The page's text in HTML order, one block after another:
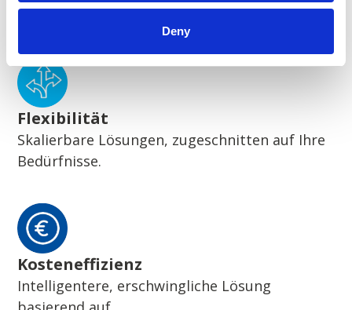
Deny
Wegweisende nachhaltige Lösungen
Flexibilität
Skalierbare Lösungen, zugeschnitten auf Ihre
Bedürfnisse.
Kosteneffizienz
Intelligentere, erschwingliche Lösung